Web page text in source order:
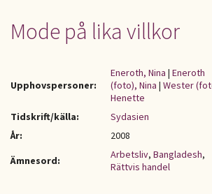
Mode på lika villkor
Upphovspersoner:
Eneroth, Nina | Eneroth
(foto), Nina | Wester
Henette
Tidskrift/källa:
Sydasien
År:
2008
Ämnesord:
Arbetsliv, Bangladesh,
Rättvis handel